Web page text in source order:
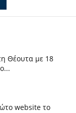
Θέουτα με 18
website το